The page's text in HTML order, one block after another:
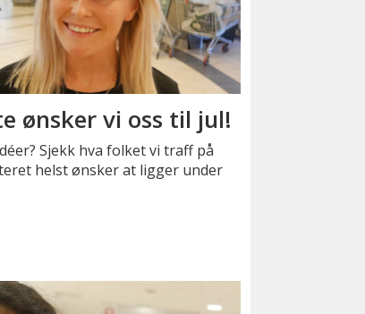
ønsker vi oss til jul!
Sjekk hva folket vi traff på
helst ønsker at ligger under